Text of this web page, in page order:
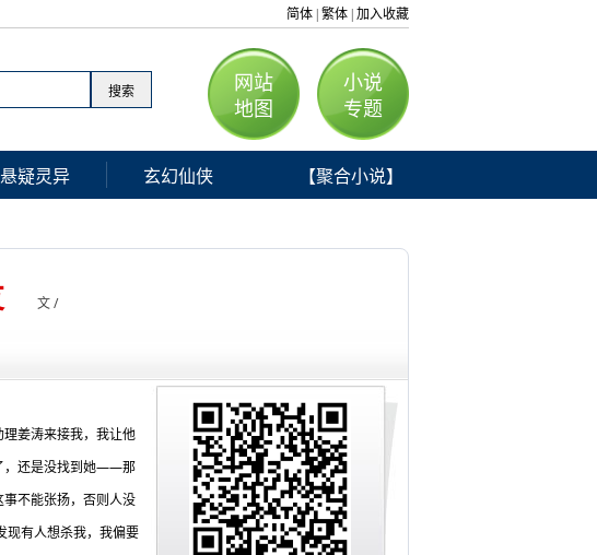
简体 繁体 加入收藏
网站
地图
小说
专题
悬疑灵异 玄幻仙侠 【聚合小说】
文 /
姜涛来接我，我让他
，还是没找到她——那
不能张扬，否则人没
现有人想杀我，我偏要